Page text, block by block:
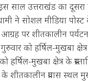
साल उत्तराखंड का दूसरा
ने सोशल मीडिया
पर शीतकालीन
गुरुवार को हर्षिल-मुखबा
को हर्षिल-मुखबा क्षेत्र के
शीतकालीन प्रवास स्थल